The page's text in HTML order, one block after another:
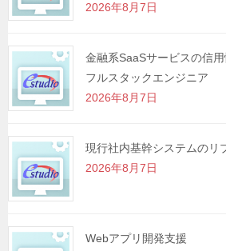
ン
2026年8月7日
金融系SaaSサービスの信
フルスタックエンジニア
2026年8月7日
現行社内基幹システムのリ
2026年8月7日
Webアプリ開発支援